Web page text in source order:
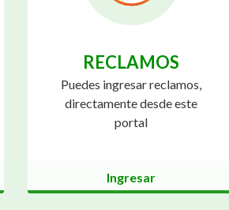
RECLAMOS
Puedes ingresar reclamos,
directamente desde este
portal
Ingresar